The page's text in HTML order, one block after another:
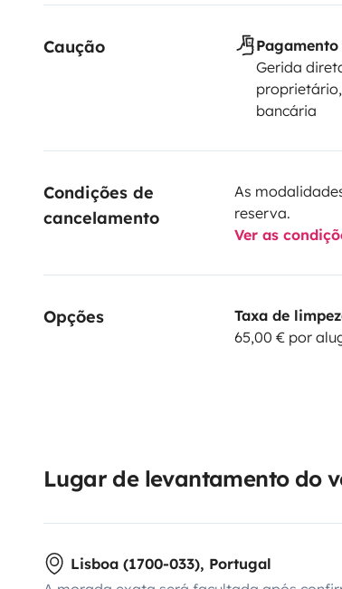
Caução
Gerida
bancária
Condições de
cancelamento
As
reserva.
Ver as
Opções
Taxa de
65,00 € por
Lugar de levantamento do
Lisboa (1700-033), Portugal